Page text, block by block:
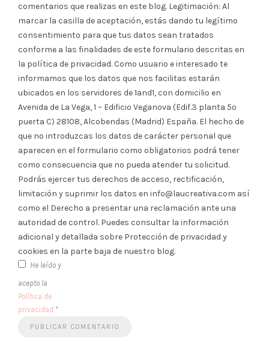
comentarios que realizas en este blog. Legitimación: Al
marcar la casilla de aceptación, estás dando tu legítimo
consentimiento para que tus datos sean tratados
conforme a las finalidades de este formulario descritas en
la política de privacidad. Como usuario e interesado te
informamos que los datos que nos facilitas estarán
ubicados en los servidores de 1and1, con domicilio en
Avenida de La Vega, 1 – Edificio Veganova (Edif.3 planta 5º
puerta C) 28108, Alcobendas (Madrid) España. El hecho de
que no introduzcas los datos de carácter personal que
aparecen en el formulario como obligatorios podrá tener
como consecuencia que no pueda atender tu solicitud.
Podrás ejercer tus derechos de acceso, rectificación,
limitación y suprimir los datos en info@laucreativa.com así
como el Derecho a presentar una reclamación ante una
autoridad de control. Puedes consultar la información
adicional y detallada sobre Protección de privacidad y
cookies en la parte baja de nuestro blog.
He leído y
acepto la
Política de
privacidad *